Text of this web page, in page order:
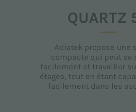
QUARTZ
Adiatek propose une
compacte qui peut se
facilement et travailler
étages, tout en étant
facilement dans les